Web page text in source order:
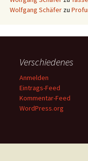
Wolfgang Schäfer zu
Verschiedenes
Anmelden
Eintrags-Feed
Kommentar-Feed
WordPress.org